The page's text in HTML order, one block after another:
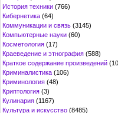
История техники (766)
Кибернетика (64)
Коммуникации и связь (3145)
Компьютерные науки (60)
Косметология (17)
Краеведение и этнография (588)
Краткое содержание произведений
Криминалистика (106)
Криминология (48)
Криптология (3)
Кулинария (1167)
Культура и искусство (8485)